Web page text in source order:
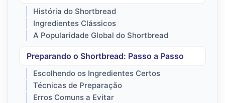
História do Shortbread
Ingredientes Clássicos
A Popularidade Global do Shortbread
Preparando o Shortbread: Passo a Passo
Escolhendo os Ingredientes Certos
Técnicas de Preparação
Erros Comuns a Evitar